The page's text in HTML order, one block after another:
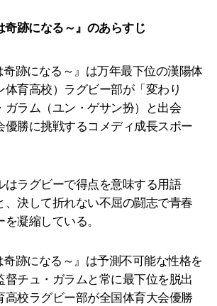
奇跡になる～』のあらすじ
奇跡になる～』は万年最下位の漢陽体
体育高校）ラグビー部が「変わり
ガラム（ユン・ゲサン扮）と出会
優勝に挑戦するコメディ成長スポー
はラグビーで得点を意味する用語
、決して折れない不屈の闘志で青春
凝縮している。
奇跡になる～』は予測不可能な性格を
督チュ・ガラムと常に最下位を脱出
高校ラグビー部が全国体育大会優勝